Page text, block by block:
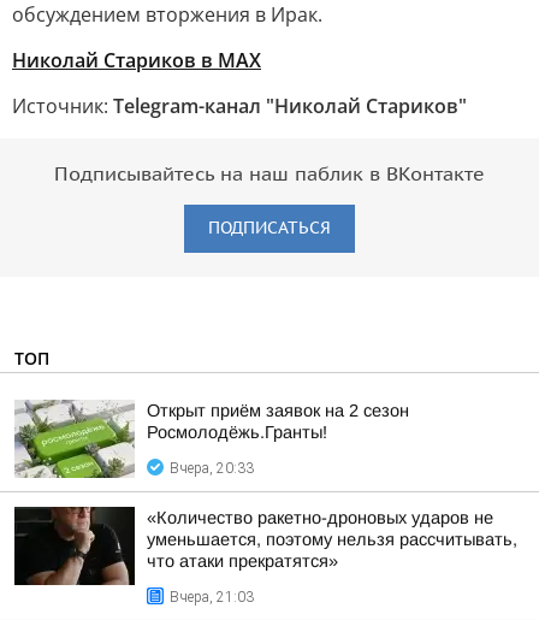
обсуждением вторжения в Ирак.
Николай Стариков в MAX
Источник: Telegram-канал "Николай Стариков"
Подписывайтесь на наш паблик в ВКонтакте
ПОДПИСАТЬСЯ
ТОП
Открыт приём заявок на 2 сезон
Росмолодёжь.Гранты!
Вчера, 20:33
«Количество ракетно-дроновых ударов не
уменьшается, поэтому нельзя рассчитывать,
что атаки прекратятся»
Вчера, 21:03